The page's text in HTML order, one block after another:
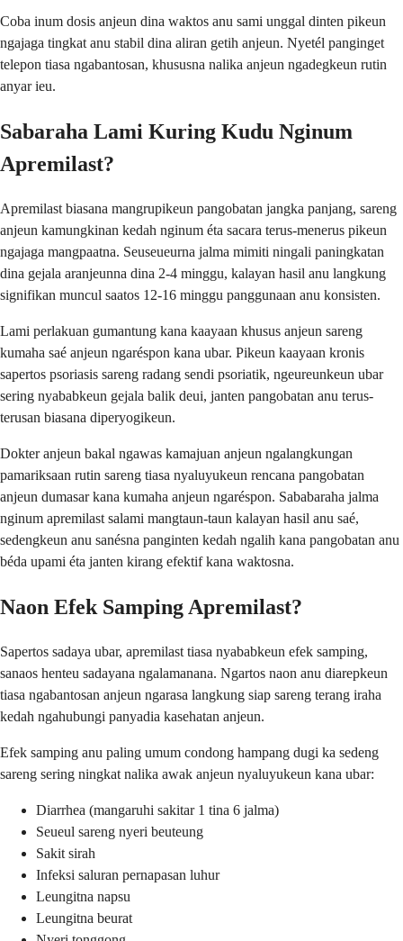
Coba inum dosis anjeun dina waktos anu sami unggal dinten pikeun
ngajaga tingkat anu stabil dina aliran getih anjeun. Nyetél panginget
telepon tiasa ngabantosan, khususna nalika anjeun ngadegkeun rutin
anyar ieu.
Sabaraha Lami Kuring Kudu Nginum
Apremilast?
Apremilast biasana mangrupikeun pangobatan jangka panjang, sareng
anjeun kamungkinan kedah nginum éta sacara terus-menerus pikeun
ngajaga mangpaatna. Seuseueurna jalma mimiti ningali paningkatan
dina gejala aranjeunna dina 2-4 minggu, kalayan hasil anu langkung
signifikan muncul saatos 12-16 minggu panggunaan anu konsisten.
Lami perlakuan gumantung kana kaayaan khusus anjeun sareng
kumaha saé anjeun ngaréspon kana ubar. Pikeun kaayaan kronis
sapertos psoriasis sareng radang sendi psoriatik, ngeureunkeun ubar
sering nyababkeun gejala balik deui, janten pangobatan anu terus-
terusan biasana diperyogikeun.
Dokter anjeun bakal ngawas kamajuan anjeun ngalangkungan
pamariksaan rutin sareng tiasa nyaluyukeun rencana pangobatan
anjeun dumasar kana kumaha anjeun ngaréspon. Sababaraha jalma
nginum apremilast salami mangtaun-taun kalayan hasil anu saé,
sedengkeun anu sanésna panginten kedah ngalih kana pangobatan anu
béda upami éta janten kirang efektif kana waktosna.
Naon Efek Samping Apremilast?
Sapertos sadaya ubar, apremilast tiasa nyababkeun efek samping,
sanaos henteu sadayana ngalamanana. Ngartos naon anu diarepkeun
tiasa ngabantosan anjeun ngarasa langkung siap sareng terang iraha
kedah ngahubungi panyadia kasehatan anjeun.
Efek samping anu paling umum condong hampang dugi ka sedeng
sareng sering ningkat nalika awak anjeun nyaluyukeun kana ubar:
Diarrhea (mangaruhi sakitar 1 tina 6 jalma)
Seueul sareng nyeri beuteung
Sakit sirah
Infeksi saluran pernapasan luhur
Leungitna napsu
Leungitna beurat